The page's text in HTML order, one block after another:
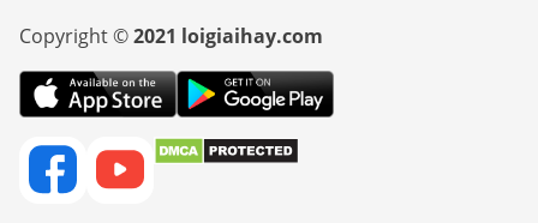
Copyright ©2021 loigiaihay.com